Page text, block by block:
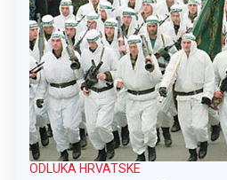
ODLUKA HRVATSKE